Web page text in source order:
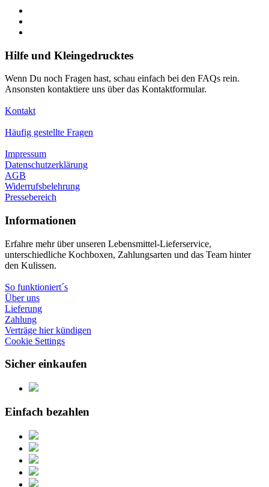
Hilfe und Kleingedrucktes
Wenn Du noch Fragen hast, schau einfach bei den FAQs rein.
Ansonsten kontaktiere uns über das Kontaktformular.
Kontakt
Häufig gestellte Fragen
Impressum
Datenschutzerklärung
AGB
Widerrufsbelehrung
Pressebereich
Informationen
Erfahre mehr über unseren Lebensmittel-Lieferservice,
unterschiedliche Kochboxen, Zahlungsarten und das Team hinter
den Kulissen.
So funktioniert´s
Über uns
Lieferung
Zahlung
Verträge hier kündigen
Cookie Settings
Sicher einkaufen
Einfach bezahlen